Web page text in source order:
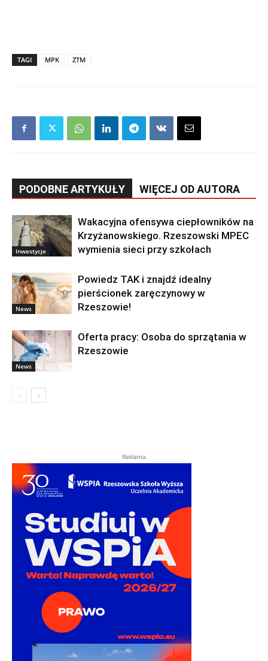
TAGI MPK ZTM
PODOBNE ARTYKUŁY WIĘCEJ OD AUTORA
Inwestycje
Wakacyjna ofensywa ciepłowników na
Krzyżanowskiego. Rzeszowski MPEC
wymienia sieci przy szkołach
News
Powiedz TAK i znajdź idealny
pierścionek zaręczynowy w
Rzeszowie!
News
Oferta pracy: Osoba do sprzątania w
Rzeszowie
Reklama